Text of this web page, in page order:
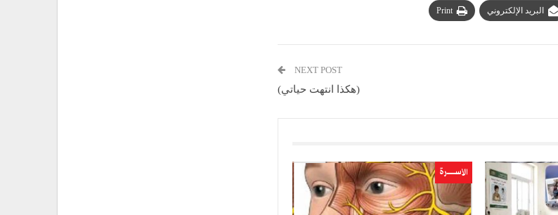
البريد الإلكتروني Print
NEXT POST
(هكذا انتهت حياتي)
الأســــــرة